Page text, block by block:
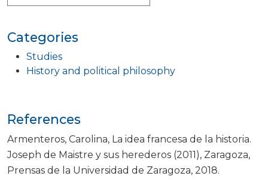
Categories
Studies
History and political philosophy
References
Armenteros, Carolina, La idea francesa de la historia.
Joseph de Maistre y sus herederos (2011), Zaragoza,
Prensas de la Universidad de Zaragoza, 2018.